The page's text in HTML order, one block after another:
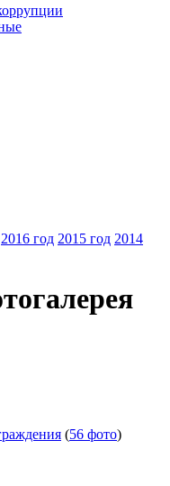
2016 год 2015 год 2014
(56 фото)